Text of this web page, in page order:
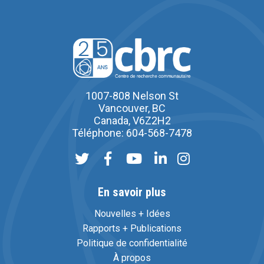
1007-808 Nelson St
Vancouver, BC
Canada, V6Z2H2
Téléphone: 604-568-7478
En savoir plus
Nouvelles + Idées
Rapports + Publications
Politique de confidentialité
À propos